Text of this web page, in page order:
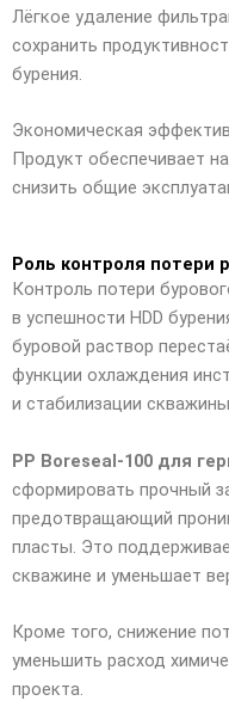
Лёгкое удаление
сохранить
бурения.
Экономическая
Продукт обеспечивает
снизить общие
Роль контроля потери
Контроль потери
в успешности HDD
буровой раствор
функции охлаждения
и стабилизации
PP Boreseal-100 для
сформировать прочный
предотвращающий
пласты. Это
скважине и уменьшает
Кроме того, снижение
уменьшить расход
проекта.